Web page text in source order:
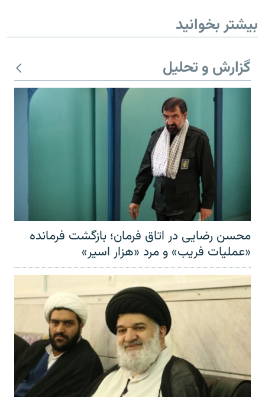
بیشتر بخوانید
گزارش و تحلیل
محسن رضایی در اتاق فرمان؛ بازگشت فرمانده
«عملیات فریب» و مرد «هزار اسیر»